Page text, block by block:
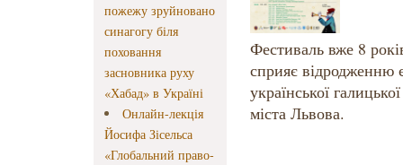
пожежу зруйновано
синагогу біля
поховання
засновника руху
«Хабад» в Україні
Онлайн-лекція
Йосифа Зісельса
«Глобальний право-
Фестиваль вже 8
сприяє відродженню
української
міста Львова.